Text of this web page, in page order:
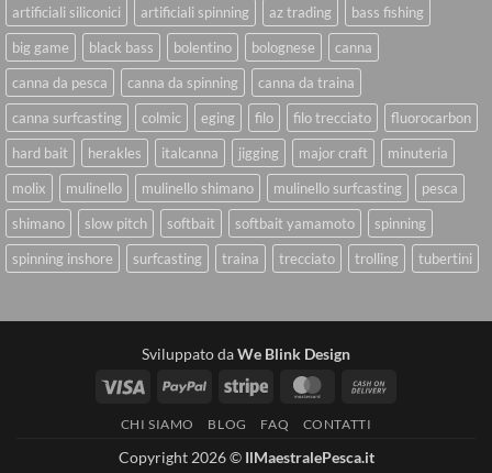
artificiali siliconici
artificiali spinning az trading
bass fishing
big game
black bass bolentino bolognese
canna
canna da pesca
canna da spinning
canna da traina
canna surfcasting
colmic eging filo filo trecciato
fluorocarbon
hard bait
herakles italcanna jigging major craft
minuteria
molix
mulinello mulinello shimano mulinello surfcasting
pesca
shimano
slow pitch softbait softbait yamamoto
spinning
spinning inshore
surfcasting traina trecciato trolling tubertini
Sviluppato daWe Blink Design
Visa
PayPal Stripe MasterCard
CHI SIAMO BLOG FAQ CONTATTI
Copyright 2026 © IlMaestralePesca.it